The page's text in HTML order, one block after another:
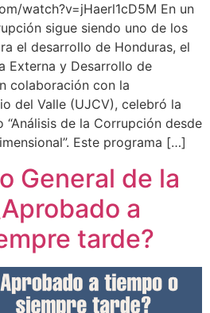
watch?v=jHaerl1cD5M En un
sigue siendo uno de los
el desarrollo de Honduras, el
Externa y Desarrollo de
colaboración con la
del Valle (UJCV), celebró la
de la Corrupción desde
Este programa […]
General de la
a
tarde?